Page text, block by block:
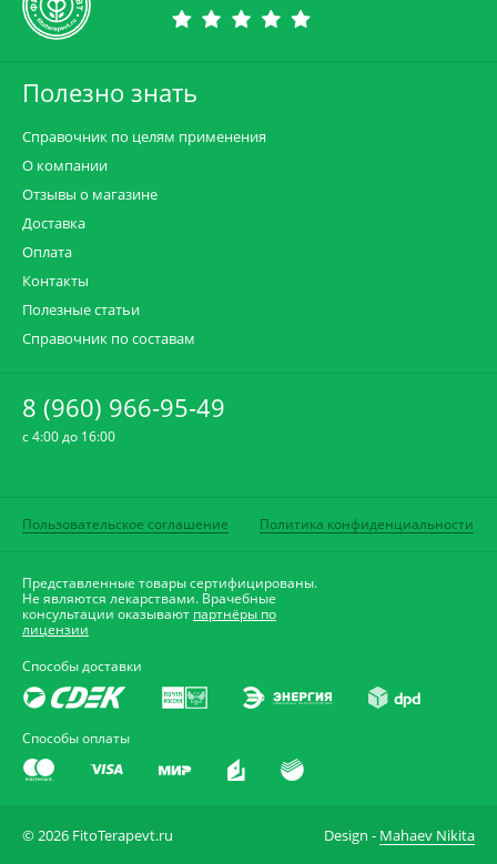
Полезно знать
Справочник по целям применения
О компании
Отзывы о магазине
Доставка
Оплата
Контакты
Полезные статьи
Справочник по составам
8 (960) 966-95-49
c 4:00 до 16:00
Пользовательское соглашение Политика конфиденциальности
Представленные товары сертифицированы.
Не являются лекарствами. Врачебные
консультации оказывают партнёры по
лицензии
Способы доставки
Способы оплаты
© 2026 FitoTerapevt.ru Design - Mahaev Nikita